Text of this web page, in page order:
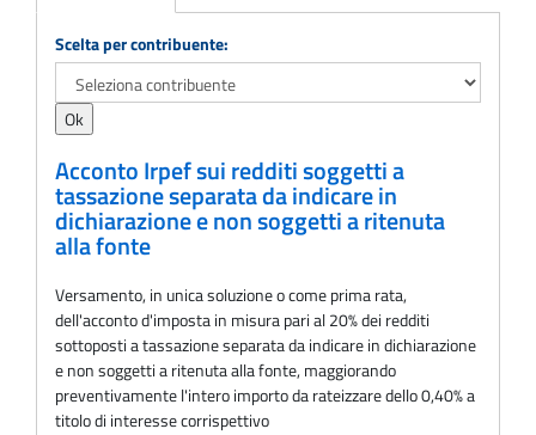
Adempimento
Scelta per contribuente:
Acconto Irpef sui redditi soggetti a
tassazione separata da indicare in
dichiarazione e non soggetti a ritenuta
alla fonte
Versamento, in unica soluzione o come prima rata,
dell'acconto d'imposta in misura pari al 20% dei redditi
sottoposti a tassazione separata da indicare in dichiarazione
e non soggetti a ritenuta alla fonte, maggiorando
preventivamente l'intero importo da rateizzare dello 0,40% a
titolo di interesse corrispettivo